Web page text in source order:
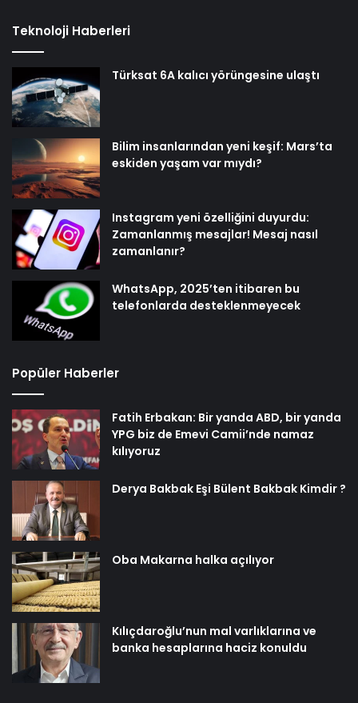
Teknoloji Haberleri
Türksat 6A kalıcı yörüngesine ulaştı
Bilim insanlarından yeni keşif: Mars’ta
eskiden yaşam var mıydı?
Instagram yeni özelliğini duyurdu:
Zamanlanmış mesajlar! Mesaj nasıl
zamanlanır?
WhatsApp, 2025’ten itibaren bu
telefonlarda desteklenmeyecek
Popüler Haberler
Fatih Erbakan: Bir yanda ABD, bir yanda
YPG biz de Emevi Camii’nde namaz
kılıyoruz
Derya Bakbak Eşi Bülent Bakbak Kimdir ?
Oba Makarna halka açılıyor
Kılıçdaroğlu’nun mal varlıklarına ve
banka hesaplarına haciz konuldu